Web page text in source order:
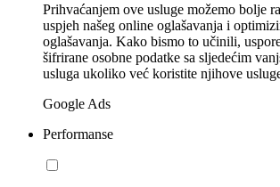
Prihvaćanjem ove usluge možemo bolje
uspjeh našeg online oglašavanja i
oglašavanja. Kako bismo to učinili,
šifrirane osobne podatke sa sljedećim
usluga ukoliko već koristite njihove
Google Ads
Performanse